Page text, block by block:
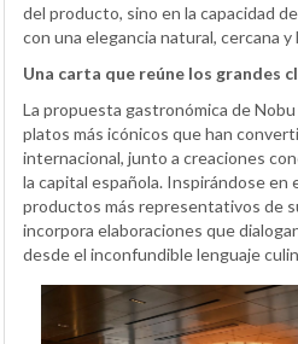
del producto, sino en la capacidad
con una elegancia natural, cercana
Una carta que reúne los grandes
La propuesta gastronómica de
platos más icónicos que han
internacional, junto a creaciones
la capital española. Inspirándose en
productos más representativos de
incorpora elaboraciones que
desde el inconfundible lenguaje